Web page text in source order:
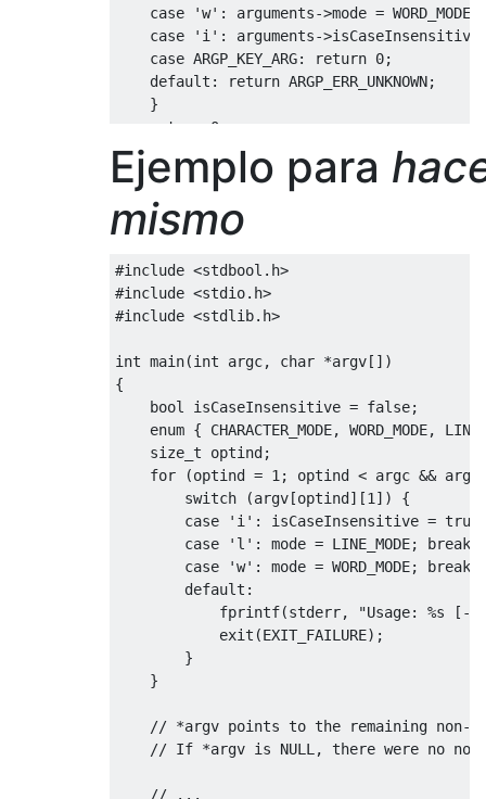
            fputs
(fp1words);
            fputs
(fp2words);
            printf
("Files are equal.\n"
return
;
}
/*
*/
int compare_char (FILE
{
int c;
/*Buffer variables to store chars*/
char buff1 [LINESIZE
char
buff2 LINESIZE];
while((( c = fgetc(fp1))!= EOF) && (((
if(c == d
{
if(( fscanf(fp1 "%c", buff1 ))
{
                printf
}
}
case
'w' : arguments->mode = WORD_MODE
case
'i' : arguments->
case ARGP_KEY_ARG: return 0;
default : return ARGP_ERR_UNKNOWN;
}
return
0
}
static struct argp argp
int main( int argc
{
struct arguments arguments
    arguments
.isCaseInsensitive
    argp_parse
(&argp, argc argv ,
// ...
Ejemplo para
mismo
#include <stdbool.h>
#include <stdio.h>
#include <stdlib.h>
int main(int argc, char *argv[])
{
bool
isCaseInsensitive = false;
enum { CHARACTER_MODE, WORD_MODE,
size_t optind;
for
(optind = 1 ; optind < argc && argv
switch
(argv[optind][1 ])
{
case
'i' : isCaseInsensitive = true
case
'l' : mode = LINE_MODE; break
case
'w' : mode = WORD_MODE; break
default :
            fprintf
(stderr,
"Usage: %s
            exit
(EXIT_FAILURE);
}
}
// *argv points to the remaining non-
// If *argv is NULL, there were no non-
// ...